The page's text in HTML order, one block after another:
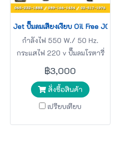
Jet ปั๊มลมเสียงเงียบ Oil Free JOS-
กำลังไฟ 550 W./ 50 Hz.
กระแสไฟ 220 v ปั๊มลมโรตารี่
฿3,000
สั่งซื้อสินค้า
เปรียบเทียบ